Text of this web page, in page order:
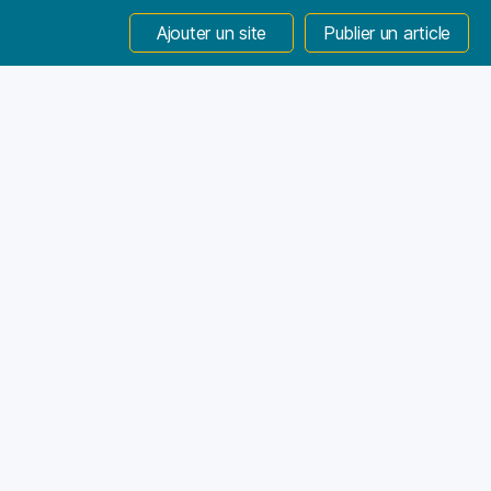
Ajouter un site Publier un article